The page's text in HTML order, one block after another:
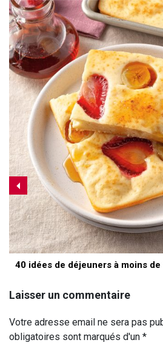
40 idées de déjeuners à moins
Laisser un commentaire
Votre adresse email ne sera pas
obligatoires sont marqués d'un *